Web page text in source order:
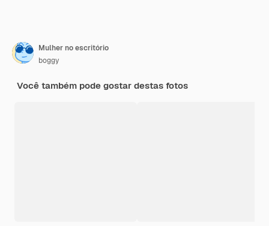
Mulher no escritório
boggy
Você também pode gostar destas fotos